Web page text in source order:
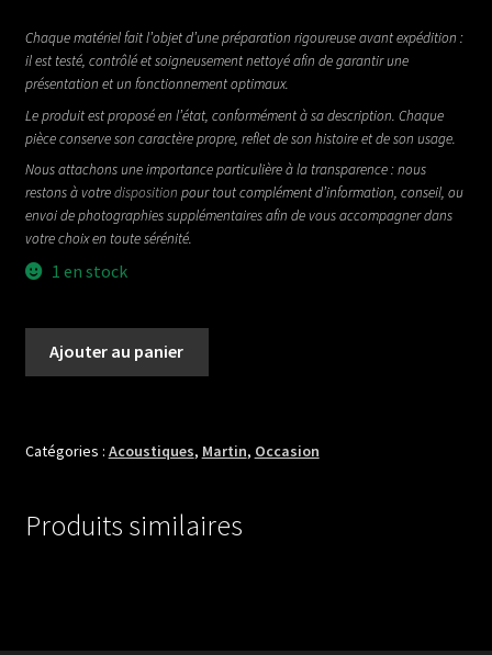
Chaque matériel fait l’objet d’une préparation rigoureuse avant expédition :
il est testé, contrôlé et soigneusement nettoyé afin de garantir une
présentation et un fonctionnement optimaux.
Le produit est proposé en l’état, conformément à sa description. Chaque
pièce conserve son caractère propre, reflet de son histoire et de son usage.
Nous attachons une importance particulière à la transparence : nous
restons à votredisposition pour tout complément d’information, conseil, ou
envoi de photographies supplémentaires afin de vous accompagner dans
votre choix en toute sérénité.
1 en stock
J16
Ajouter au panier
Catégories : Acoustiques, Martin, Occasion
Produits similaires